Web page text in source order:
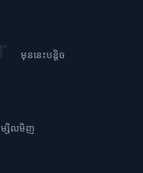
មុននេះបន្តិច
ម្សិលមិញ